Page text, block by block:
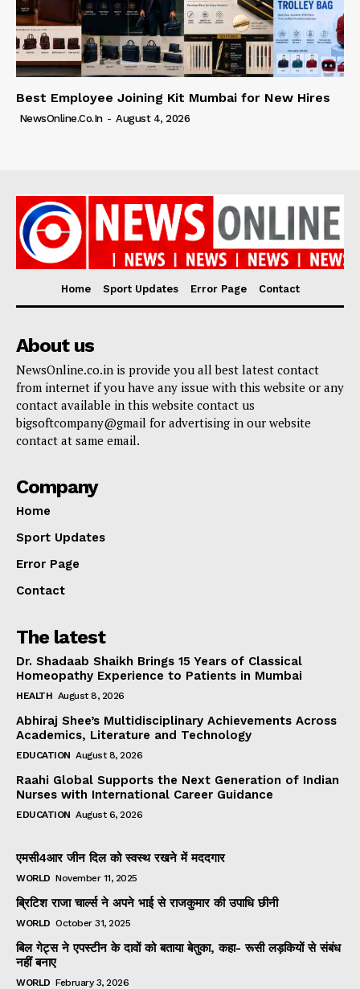
Best Employee Joining Kit Mumbai for New Hires
NewsOnline.co.in - August 4, 2026
Home Sport Updates Error Page Contact
About us
NewsOnline.co.in is provide you all best latest contact
from internet if you have any issue with this website or any
contact available in this website contact us
bigsoftcompany@gmail for advertising in our website
contact at same email.
Company
Home
Sport Updates
Error Page
Contact
The latest
Dr. Shadaab Shaikh Brings 15 Years of Classical
Homeopathy Experience to Patients in Mumbai
HEALTH August 8, 2026
Abhiraj Shee’s Multidisciplinary Achievements Across
Academics, Literature and Technology
EDUCATION August 8, 2026
Raahi Global Supports the Next Generation of Indian
Nurses with International Career Guidance
EDUCATION August 6, 2026
एमसी4आर जीन दिल को स्वस्थ रखने में मददगार
WORLD November 11, 2025
ब्रिटिश राजा चार्ल्स ने अपने भाई से राजकुमार की उपाधि छीनी
WORLD October 31, 2025
बिल गेट्स ने एपस्टीन के दावों को बताया बेतुका, कहा- रूसी लड़कियों से संबंध
नहीं बनाए
WORLD February 3, 2026